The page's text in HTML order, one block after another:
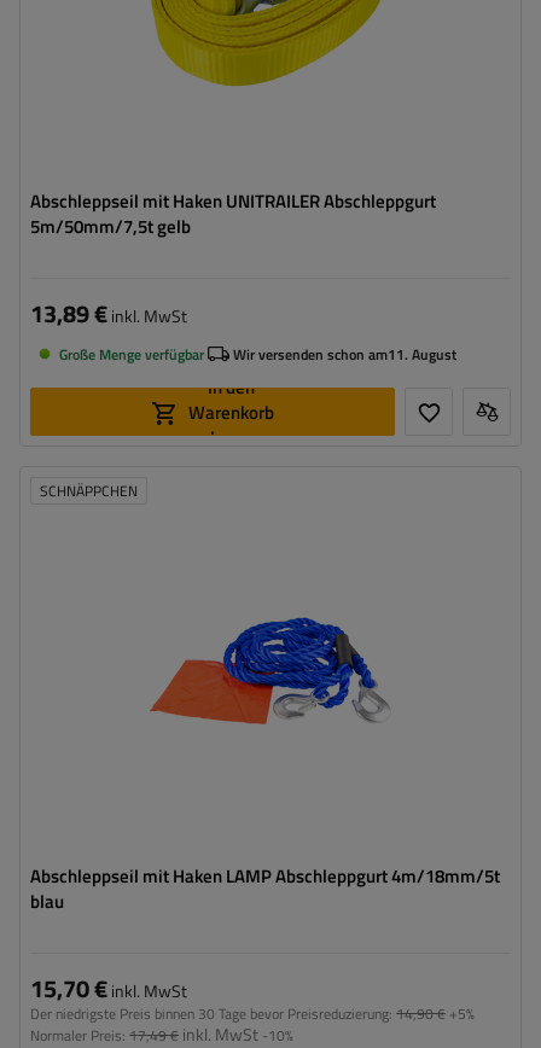
Abschleppseil mit Haken UNITRAILER Abschleppgurt
5m/50mm/7,5t gelb
13,89 €inkl. MwSt
Große Menge verfügbar Wir versenden schon am11. August
In den
Warenkorb
legen
SCHNÄPPCHEN
Abschleppseil mit Haken LAMP Abschleppgurt 4m/18mm/5t
blau
15,70 €inkl. MwSt
Der niedrigste Preis binnen 30 Tage bevor Preisreduzierung: 14,90 € +5%
Normaler Preis: 17,49 € inkl. MwSt -10%